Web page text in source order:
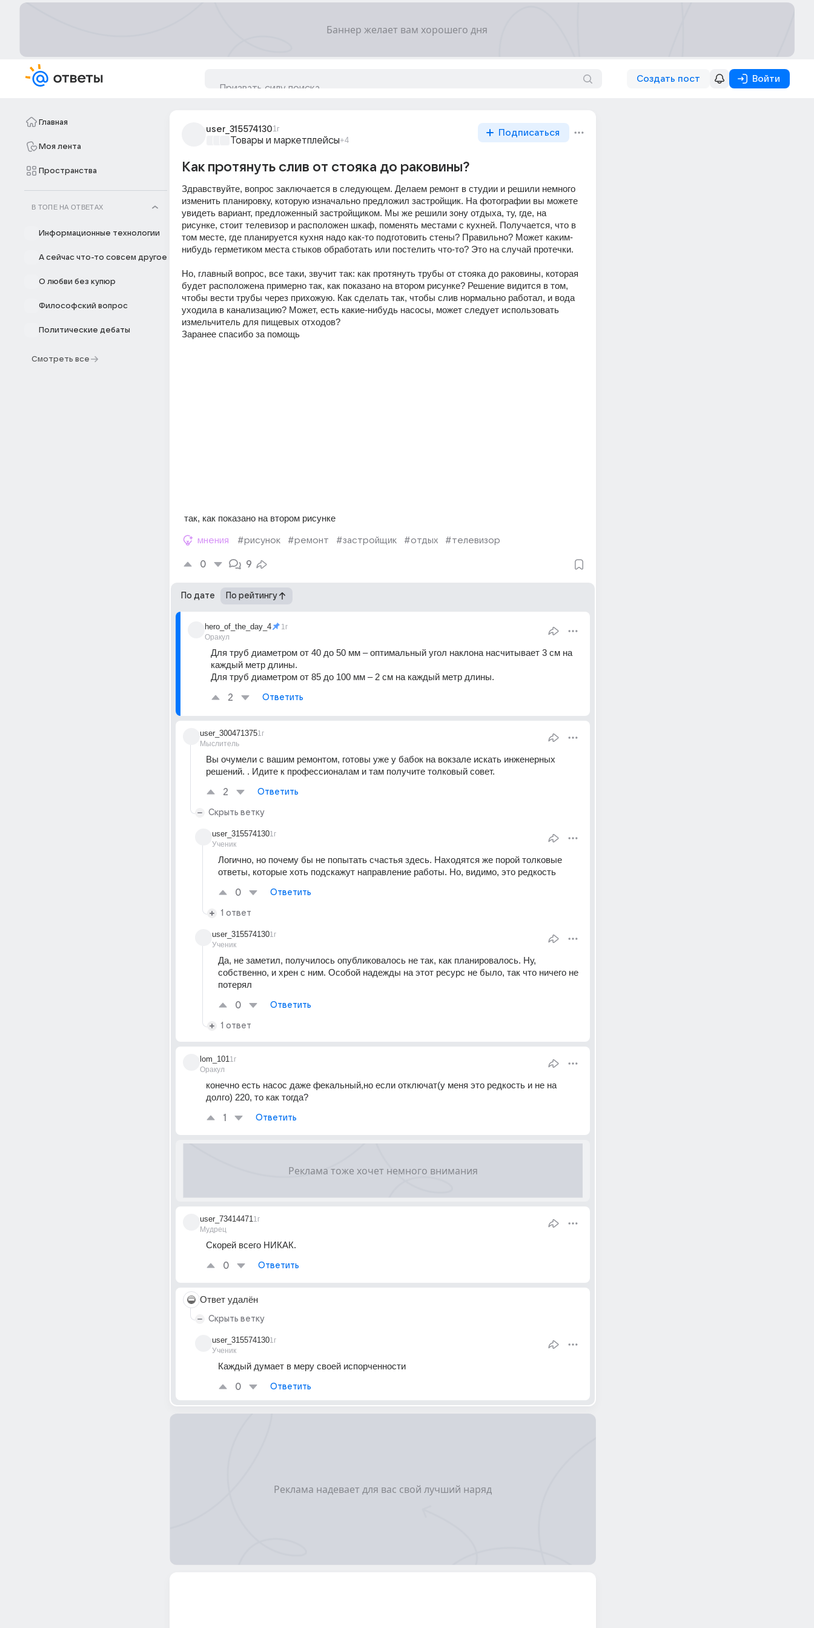
Создать пост Войти
Главная
Моя лента
Пространства
В ТОПЕ НА ОТВЕТАХ
Информационные технологии
А сейчас что-то совсем другое
О любви без купюр
Философский вопрос
Политические дебаты
Смотреть все
user_3155741301г
Товары и маркетплейсы+4
Подписаться
Как протянуть слив от стояка до раковины?
Здравствуйте, вопрос заключается в следующем. Делаем ремонт в студии и решили немного
изменить планировку, которую изначально предложил застройщик. На фотографии вы можете
увидеть вариант, предложенный застройщиком. Мы же решили зону отдыха, ту, где, на
рисунке, стоит телевизор и расположен шкаф, поменять местами с кухней. Получается, что в
том месте, где планируется кухня надо как-то подготовить стены? Правильно? Может каким-
нибудь герметиком места стыков обработать или постелить что-то? Это на случай протечки.
Но, главный вопрос, все таки, звучит так: как протянуть трубы от стояка до раковины, которая
будет расположена примерно так, как показано на втором рисунке? Решение видится в том,
чтобы вести трубы через прихожую. Как сделать так, чтобы слив нормально работал, и вода
уходила в канализацию? Может, есть какие-нибудь насосы, может следует использовать
измельчитель для пищевых отходов?
Заранее спасибо за помощь
так, как показано на втором рисунке
мнения #рисунок #ремонт #застройщик #отдых #телевизор
0 9
По дате По рейтингу
hero_of_the_day_4
Оракул
1г
Для труб диаметром от 40 до 50 мм – оптимальный угол наклона насчитывает 3 см на
каждый метр длины.
Для труб диаметром от 85 до 100 мм – 2 см на каждый метр длины.
2 Ответить
user_300471375
Мыслитель
1г
Вы очумели с вашим ремонтом, готовы уже у бабок на вокзале искать инженерных
решений. . Идите к профессионалам и там получите толковый совет.
2 Ответить
Скрыть ветку
user_315574130
Ученик
1г
Логично, но почему бы не попытать счастья здесь. Находятся же порой толковые
ответы, которые хоть подскажут направление работы. Но, видимо, это редкость
0 Ответить
1 ответ
user_315574130
Ученик
1г
Да, не заметил, получилось опубликовалось не так, как планировалось. Ну,
собственно, и хрен с ним. Особой надежды на этот ресурс не было, так что ничего не
потерял
0 Ответить
1 ответ
lom_101
Оракул
1г
конечно есть насос даже фекальный,но если отключат(у меня это редкость и не на
долго) 220, то как тогда?
1 Ответить
user_73414471
Мудрец
1г
Скорей всего НИКАК.
0 Ответить
Ответ удалён
Скрыть ветку
user_315574130
Ученик
1г
Каждый думает в меру своей испорченности
0 Ответить